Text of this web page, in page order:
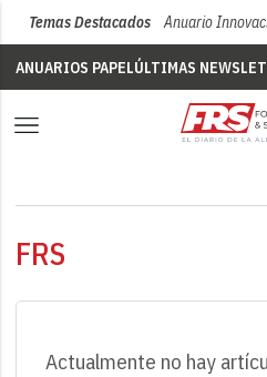
Temas Destacados Anuario
ANUARIOS PAPELÚLTIMAS
FRS
Actualmente no hay